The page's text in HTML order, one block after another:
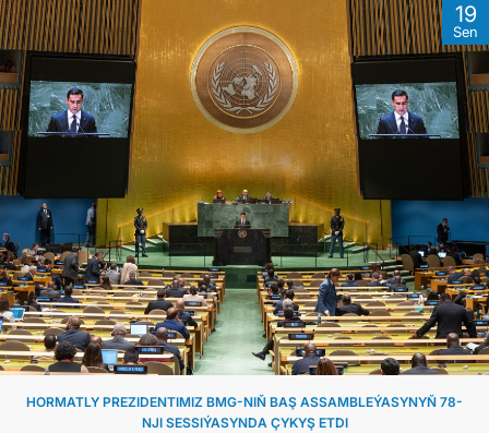
19
Sen
HORMATLY PREZIDENTIMIZ BMG-NIŇ BAŞ ASSAMBLEÝASYNYŇ 78-
NJI SESSIÝASYNDA ÇYKYŞ ETDI